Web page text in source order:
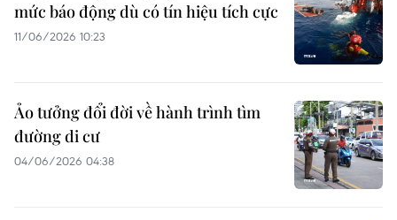
mức báo động dù có tín hiệu tích cực
11/06/2026 10:23
Ảo tưởng đổi đời về hành trình tìm
đường di cư
04/06/2026 04:38